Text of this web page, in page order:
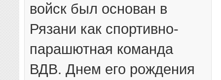
войск был основан в
Рязани как спортивно-
парашютная команда
ВДВ. Днем его рождения